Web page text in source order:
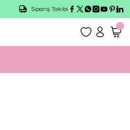
Sipariş Takibi